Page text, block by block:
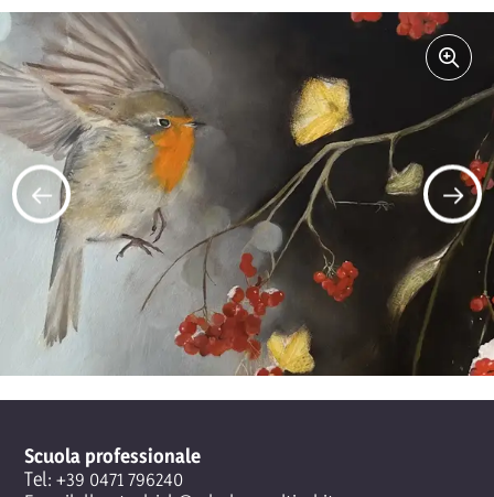
Scuola professionale
Tel: +39 0471 796240